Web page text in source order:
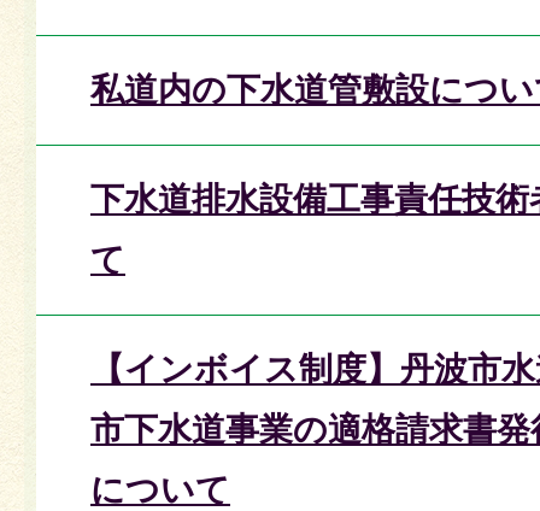
私道内の下水道管敷設につ
下水道排水設備工事責任技
て
【インボイス制度】丹波市
市下水道事業の適格請求書
について